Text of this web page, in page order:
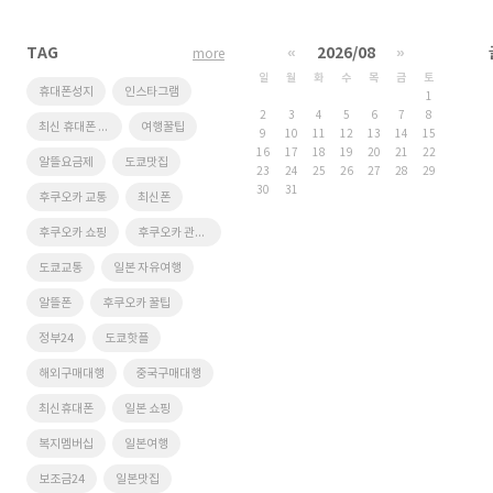
TAG
휴대폰성지 인스타그램
최신 휴대폰 싸게 사는 법 여행꿀팁
알뜰요금제 도쿄맛집
후쿠오카 교통 최신폰
후쿠오카 쇼핑 후쿠오카 관광지
도쿄교통 일본 자유여행
알뜰폰 후쿠오카 꿀팁
정부24 도쿄핫플
해외구매대행 중국구매대행
최신휴대폰 일본 쇼핑
복지멤버십 일본여행
보조금24 일본맛집
more « 2026/08 »
일 월 화 수 목 금
토
1
2
3 4 5 6 7
8
9
10 11 12 13 14
15
16
17 18 19 20 21
22
23
24 25 26 27 28
29
30
31